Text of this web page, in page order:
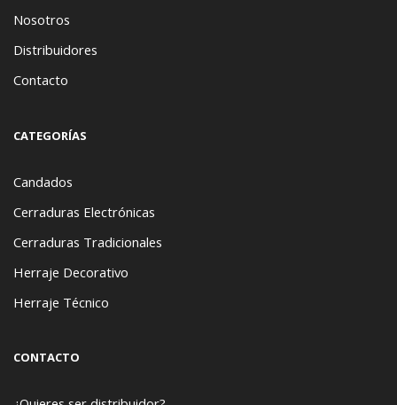
Nosotros
Distribuidores
Contacto
CATEGORÍAS
Candados
Cerraduras Electrónicas
Cerraduras Tradicionales
Herraje Decorativo
Herraje Técnico
CONTACTO